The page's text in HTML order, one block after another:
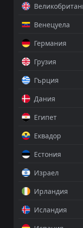
Венецуела
Германия
Грузия
Гърция
Дания
Египет
Еквадор
Естония
Израел
Ирландия
Исландия